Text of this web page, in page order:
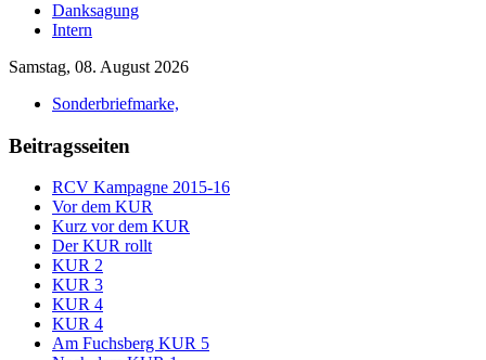
Danksagung
Intern
Samstag, 08. August 2026
Sonderbriefmarke,
Beitragsseiten
RCV Kampagne 2015-16
Vor dem KUR
Kurz vor dem KUR
Der KUR rollt
KUR 2
KUR 3
KUR 4
KUR 4
Am Fuchsberg KUR 5